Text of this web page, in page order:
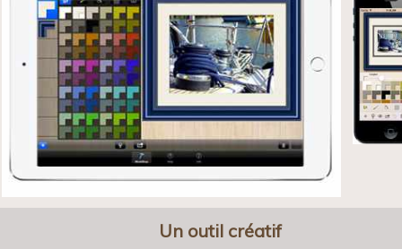
Un outil créatif